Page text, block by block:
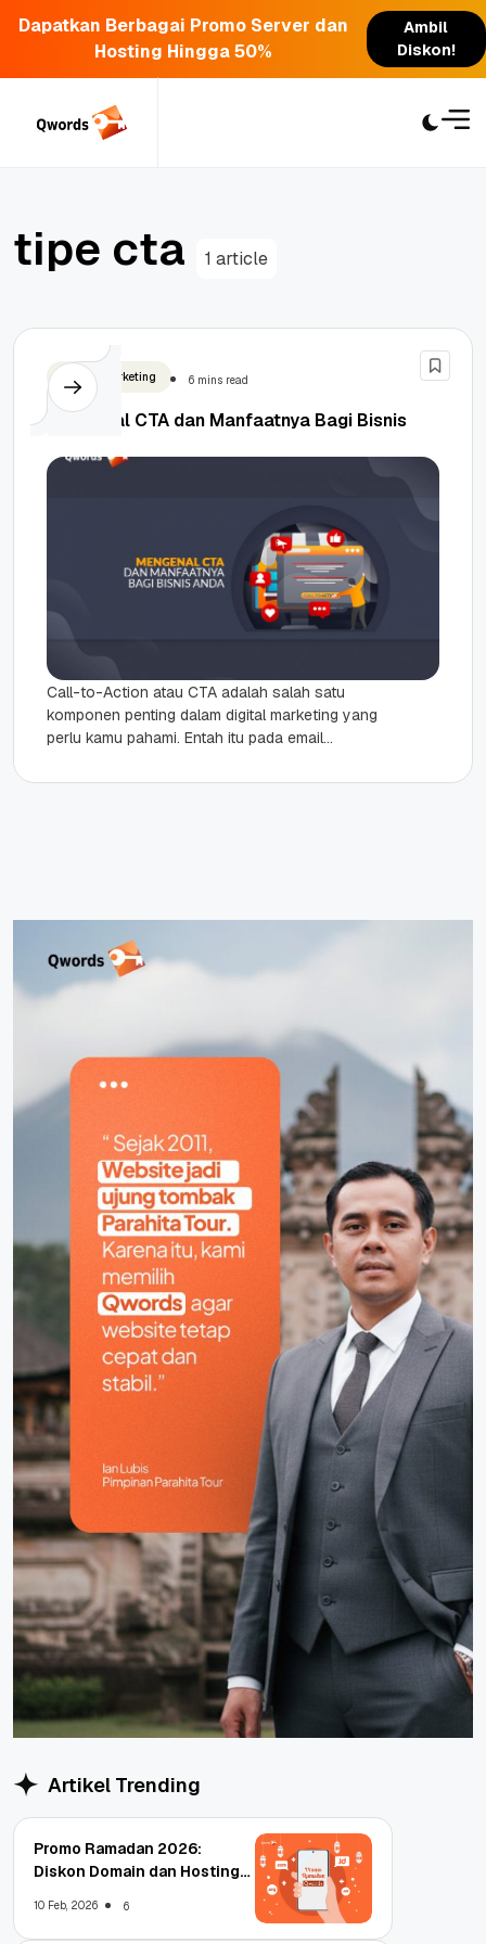
Dapatkan Berbagai Promo Server dan
Hosting Hingga 50%
Ambil
Diskon!
tipe cta 1 article
Digital Marketing 6 mins read
Mengenal CTA dan Manfaatnya Bagi Bisnis
Call-to-Action atau CTA adalah salah satu
komponen penting dalam digital marketing yang
perlu kamu pahami. Entah itu pada email
membantu...
Artikel Trending
Promo Ramadan 2026:
Diskon Domain dan Hosting
10 Feb, 2026 6